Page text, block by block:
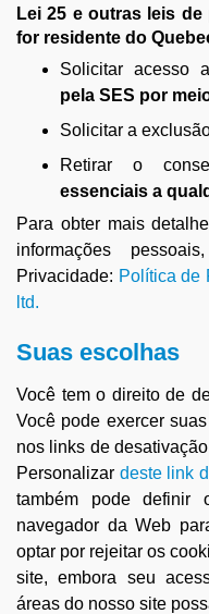
Lei 25 e outras leis
for residente do
Solicitar acesso
pela SES por
Solicitar a
Retirar o
essenciais a
Para obter mais
informações
Privacidade: Política de
ltd.
Suas escolhas
Você tem o direito de
Você pode exercer
nos links de
Personalizar deste link
também pode definir
navegador da Web
optar por rejeitar os
site, embora seu
áreas do nosso site